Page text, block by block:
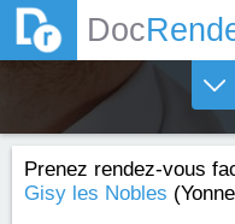
Doc
Prenez rendez-vous
Gisy les Nobles